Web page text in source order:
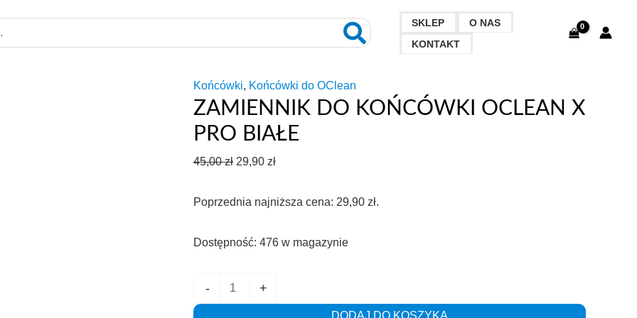
SKLEP
O NAS
KONTAKT
Końcówki, Końcówki do OClean
ZAMIENNIK DO KOŃCÓWKI OCLEAN X
PRO BIAŁE
45,00zł Pierwotna
wynosiła:
29,90 złAktualna
wynosi:
Poprzednia najniższa cena: 29,90 zł.
Dostępność: 476 w magazynie
-
Zamiennik
+
DODAJ DO KOSZYKA